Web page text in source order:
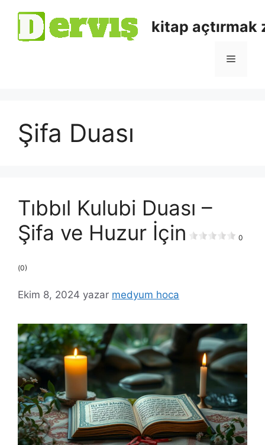
kitap açtırmak
Şifa Duası
Tıbbıl Kulubi Duası –
Şifa ve Huzur İçin
0
(0)
Ekim 8, 2024 yazar medyum hoca